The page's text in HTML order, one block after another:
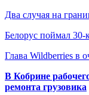
Два случая на
Белорус поймал 30-
Глава Wildberries в
В Кобрине
ремонта грузовика